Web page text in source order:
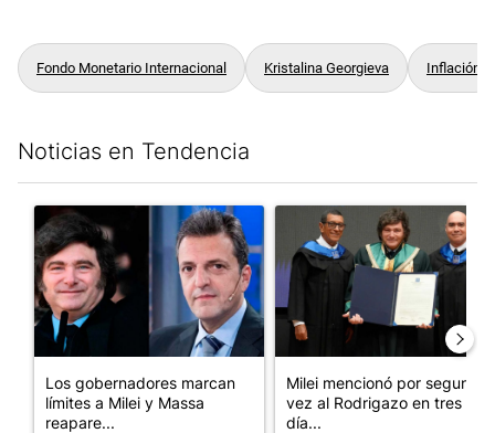
Fondo Monetario Internacional Kristalina Georgieva Inflación
Noticias en Tendencia
Un artículo de tendencia con el título "Los gobernadores
Los gobernadores marcan
límites a Milei y Massa
reapare...
Un artículo de tendencia
Milei mencionó por segunda
vez al Rodrigazo en tres
día...